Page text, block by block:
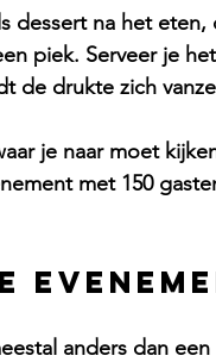
dessert na het eten,
piek. Serveer je
de drukte zich
je naar moet
met 150
anders dan